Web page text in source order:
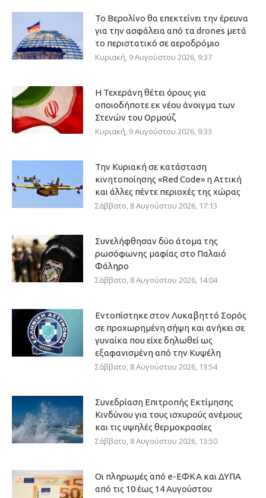
Το Βερολίνο θα επεκτείνει την έρευνα
για την ασφάλεια από τα drones μετά
το περιστατικό σε αεροδρόμιο
Κυριακή, 9 Αυγούστου 2026, 9:37
Η Τεχεράνη θέτει όρους για
οποιοδήποτε εκ νέου άνοιγμα των
Στενών του Ορμούζ
Κυριακή, 9 Αυγούστου 2026, 9:33
Την Κυριακή σε κατάσταση
κινητοποίησης «Red Code» η Αττική
και άλλες πέντε περιοχές της χώρας
Σάββατο, 8 Αυγούστου 2026, 17:13
Συνελήφθησαν δύο άτομα της
ρωσόφωνης μαφίας στο Παλαιό
Φάληρο
Σάββατο, 8 Αυγούστου 2026, 14:04
Εντοπίστηκε στον Λυκαβηττό Σορός
σε προχωρημένη σήψη και ανήκει σε
γυναίκα που είχε δηλωθεί ως
εξαφανισμένη από την Κυψέλη
Σάββατο, 8 Αυγούστου 2026, 13:54
Συνεδρίαση Επιτροπής Εκτίμησης
Κινδύνου για τους ισχυρούς ανέμους
και τις υψηλές θερμοκρασίες
Σάββατο, 8 Αυγούστου 2026, 13:50
Οι πληρωμές από e-ΕΦΚΑ και ΔΥΠΑ
από τις 10 έως 14 Αυγούστου